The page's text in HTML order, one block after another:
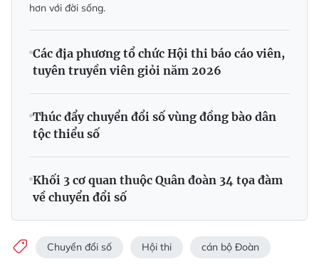
hơn với đời sống.
Các địa phương tổ chức Hội thi báo cáo viên,
tuyên truyền viên giỏi năm 2026
Thúc đẩy chuyển đổi số vùng đồng bào dân
tộc thiểu số
Khối 3 cơ quan thuộc Quân đoàn 34 tọa đàm
về chuyển đổi số
Chuyển đổi số Hội thi cán bộ Đoàn